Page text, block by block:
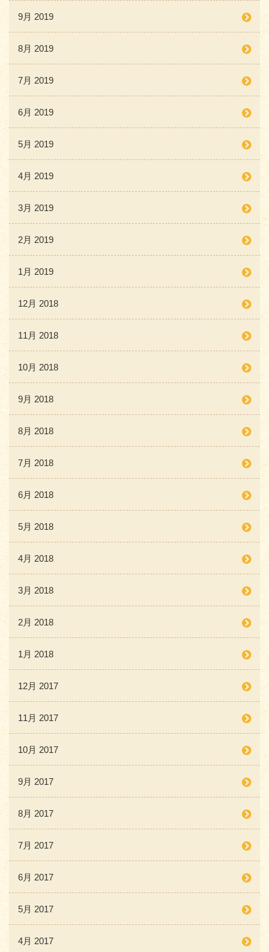
9月 2019
8月 2019
7月 2019
6月 2019
5月 2019
4月 2019
3月 2019
2月 2019
1月 2019
12月 2018
11月 2018
10月 2018
9月 2018
8月 2018
7月 2018
6月 2018
5月 2018
4月 2018
3月 2018
2月 2018
1月 2018
12月 2017
11月 2017
10月 2017
9月 2017
8月 2017
7月 2017
6月 2017
5月 2017
4月 2017